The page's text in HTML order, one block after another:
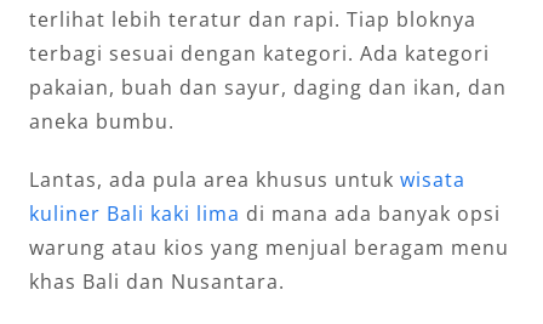
terlihat lebih teratur dan rapi. Tiap bloknya
terbagi sesuai dengan kategori. Ada kategori
pakaian, buah dan sayur, daging dan ikan, dan
aneka bumbu.
Lantas, ada pula area khusus untuk wisata
kuliner Bali kaki lima di mana ada banyak opsi
warung atau kios yang menjual beragam menu
khas Bali dan Nusantara.